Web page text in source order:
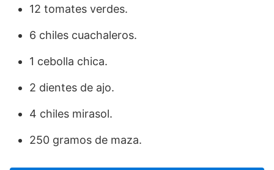
12 tomates verdes.
6 chiles cuachaleros.
1 cebolla chica.
2 dientes de ajo.
4 chiles mirasol.
250 gramos de maza.